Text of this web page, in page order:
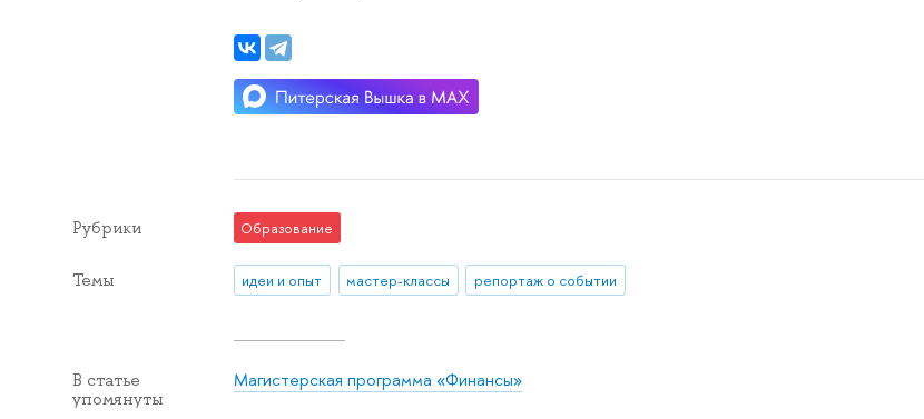
Рубрики Образование
Темы идеи и опыт мастер-классы репортаж о событии
В статье
упомянуты
Магистерская программа «Финансы»